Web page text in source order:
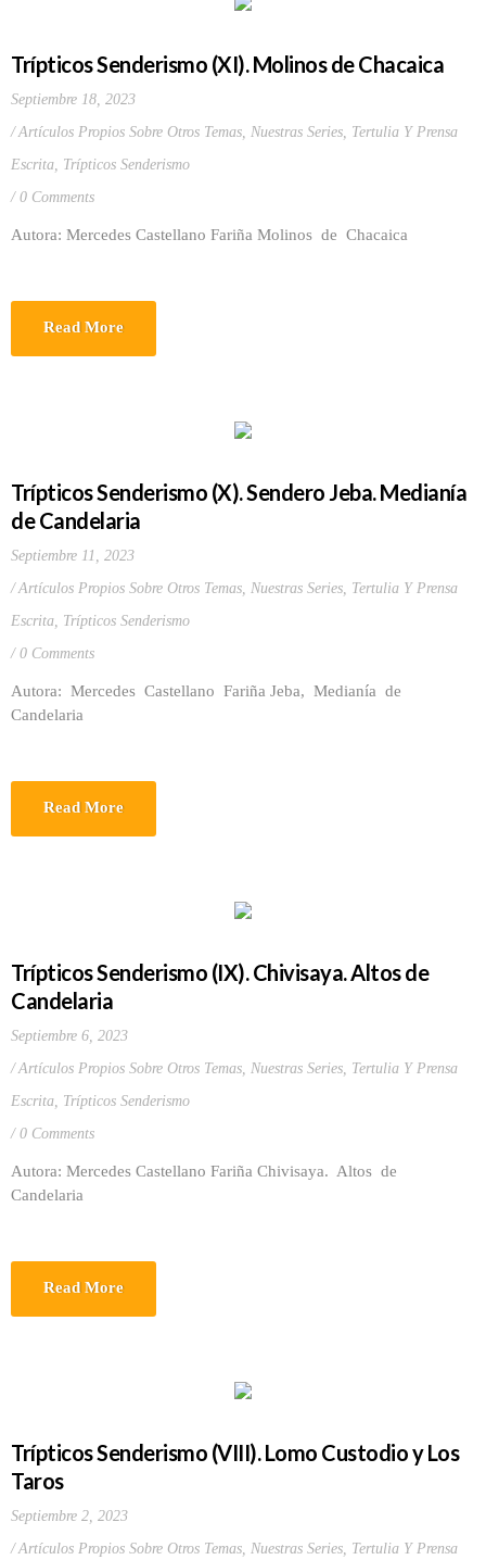
Trípticos Senderismo (XI). Molinos de Chacaica
Septiembre 18, 2023
Artículos Propios Sobre Otros Temas, Nuestras Series, Tertulia Y Prensa
Escrita, Trípticos Senderismo
0 Comments
Autora: Mercedes Castellano Fariña Molinos de Chacaica
Read More
Trípticos Senderismo (X). Sendero Jeba. Medianía
de Candelaria
Septiembre 11, 2023
Artículos Propios Sobre Otros Temas, Nuestras Series, Tertulia Y Prensa
Escrita, Trípticos Senderismo
0 Comments
Autora: Mercedes Castellano Fariña Jeba, Medianía de
Candelaria
Read More
Trípticos Senderismo (IX). Chivisaya. Altos de
Candelaria
Septiembre 6, 2023
Artículos Propios Sobre Otros Temas, Nuestras Series, Tertulia Y Prensa
Escrita, Trípticos Senderismo
0 Comments
Autora: Mercedes Castellano Fariña Chivisaya. Altos de
Candelaria
Read More
Trípticos Senderismo (VIII). Lomo Custodio y Los
Taros
Septiembre 2, 2023
Artículos Propios Sobre Otros Temas, Nuestras Series, Tertulia Y Prensa